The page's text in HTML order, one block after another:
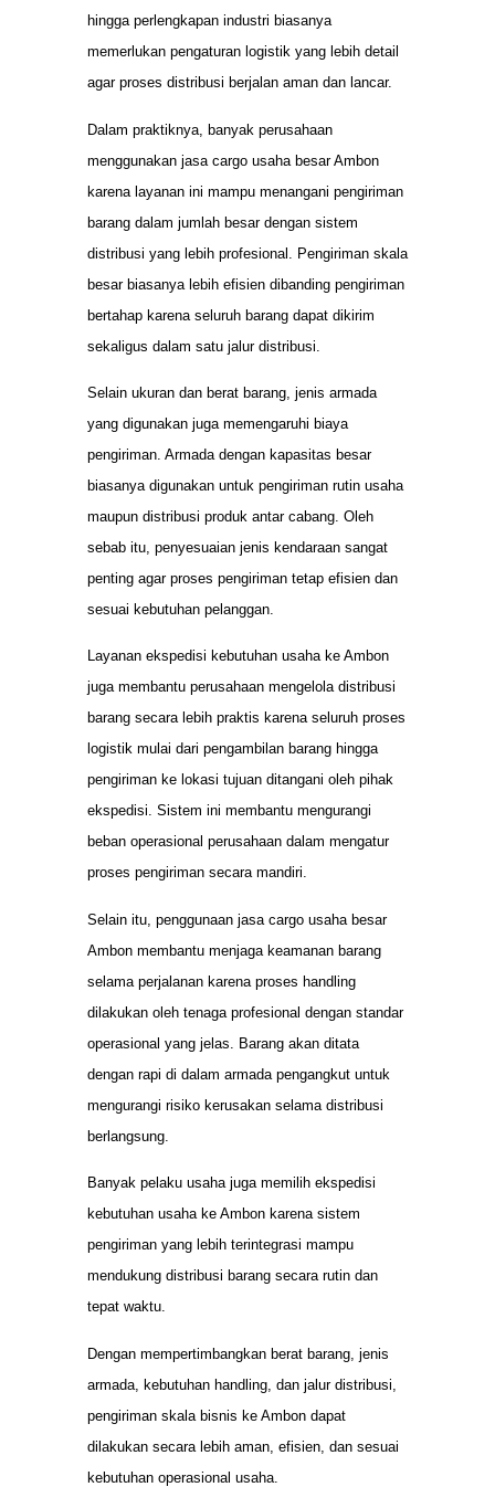
hingga perlengkapan industri biasanya
memerlukan pengaturan logistik yang lebih detail
agar proses distribusi berjalan aman dan lancar.
Dalam praktiknya, banyak perusahaan
menggunakan jasa cargo usaha besar Ambon
karena layanan ini mampu menangani pengiriman
barang dalam jumlah besar dengan sistem
distribusi yang lebih profesional. Pengiriman skala
besar biasanya lebih efisien dibanding pengiriman
bertahap karena seluruh barang dapat dikirim
sekaligus dalam satu jalur distribusi.
Selain ukuran dan berat barang, jenis armada
yang digunakan juga memengaruhi biaya
pengiriman. Armada dengan kapasitas besar
biasanya digunakan untuk pengiriman rutin usaha
maupun distribusi produk antar cabang. Oleh
sebab itu, penyesuaian jenis kendaraan sangat
penting agar proses pengiriman tetap efisien dan
sesuai kebutuhan pelanggan.
Layanan ekspedisi kebutuhan usaha ke Ambon
juga membantu perusahaan mengelola distribusi
barang secara lebih praktis karena seluruh proses
logistik mulai dari pengambilan barang hingga
pengiriman ke lokasi tujuan ditangani oleh pihak
ekspedisi. Sistem ini membantu mengurangi
beban operasional perusahaan dalam mengatur
proses pengiriman secara mandiri.
Selain itu, penggunaan jasa cargo usaha besar
Ambon membantu menjaga keamanan barang
selama perjalanan karena proses handling
dilakukan oleh tenaga profesional dengan standar
operasional yang jelas. Barang akan ditata
dengan rapi di dalam armada pengangkut untuk
mengurangi risiko kerusakan selama distribusi
berlangsung.
Banyak pelaku usaha juga memilih ekspedisi
kebutuhan usaha ke Ambon karena sistem
pengiriman yang lebih terintegrasi mampu
mendukung distribusi barang secara rutin dan
tepat waktu.
Dengan mempertimbangkan berat barang, jenis
armada, kebutuhan handling, dan jalur distribusi,
pengiriman skala bisnis ke Ambon dapat
dilakukan secara lebih aman, efisien, dan sesuai
kebutuhan operasional usaha.